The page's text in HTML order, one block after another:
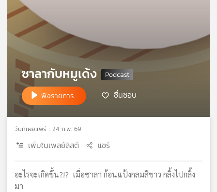
ข่าว
และ
กิจกรรม
เกี่ยว
เรา
ข่าย
วิทยุ
เอส
ซาลากับหมูเด้ง
ฟังรายการ ชื่นชอบ
วันที่เผยแพร่ : 24 ก.พ. 69
เพิ่มในเพลย์ลิสต์ แชร์
อะไรจะเกิดขึ้น?!? เมื่อซาลา ก้อนแป้งกลมสีขาว กลิ้งไปกลิ้ง
มา